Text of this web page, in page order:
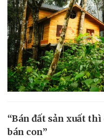
“Bán đất sản xuất
bán con”